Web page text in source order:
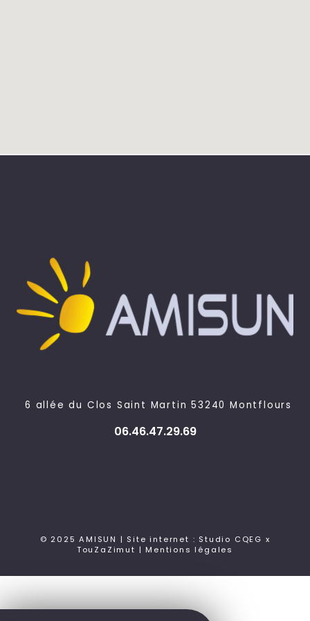
6 allée du Clos Saint Martin 53240 Montflours
06.46.47.29.69
© 2025 AMISUN | Site internet : Studio CQEG x
TouZaZimut | Mentions légales